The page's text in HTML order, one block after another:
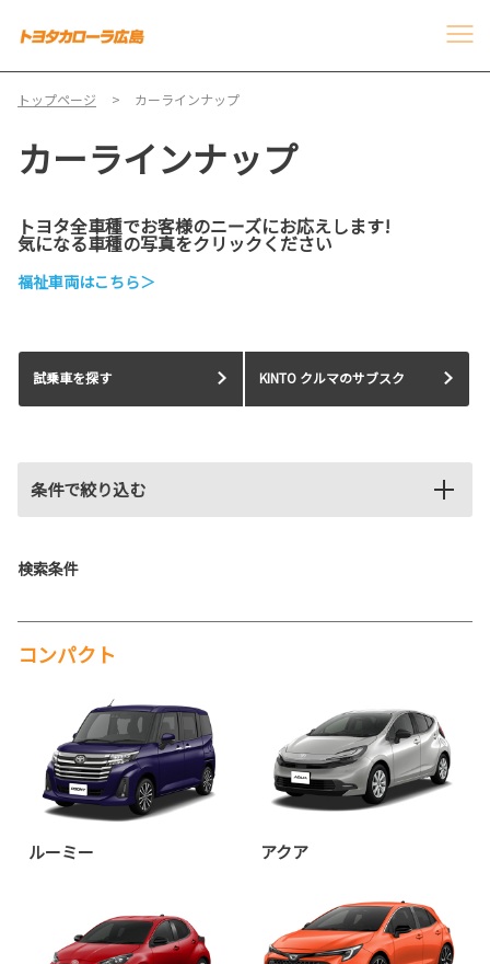
トップページ カーラインナップ
カーラインナップ
トヨタ全車種でお客様のニーズにお応えします!
気になる車種の写真をクリックください
福祉車両はこちら＞
試乗車を探す KINTO クルマのサブスク
条件で絞り込む
検索条件
コンパクト
ルーミー アクア